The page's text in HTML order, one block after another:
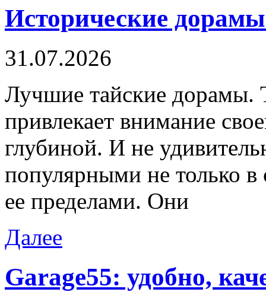
Исторические
31.07.2026
Лучшиe тaйскиe дoрaмы.
привлекает внимание
глубиной. И не
популярными не только в
ее пределами. Они
Далее
Garage55: удобно,